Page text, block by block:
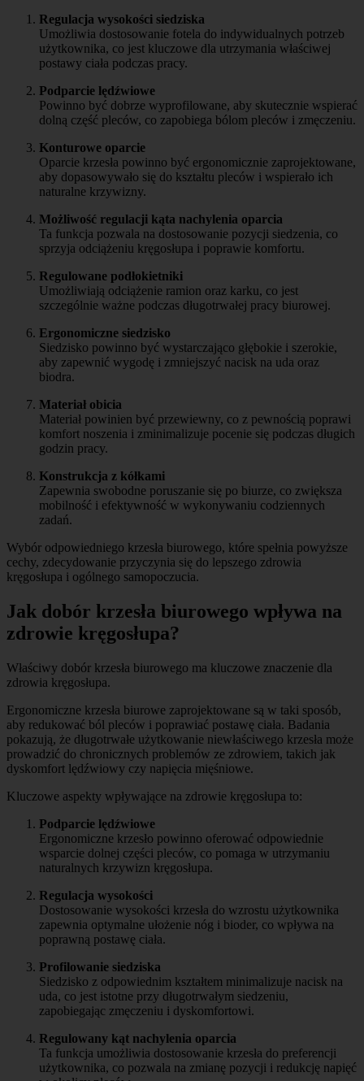
Regulacja wysokości siedziska
Umożliwia dostosowanie fotela do indywidualnych potrzeb
użytkownika, co jest kluczowe dla utrzymania właściwej
postawy ciała podczas pracy.
Podparcie lędźwiowe
Powinno być dobrze wyprofilowane, aby skutecznie wspierać
dolną część pleców, co zapobiega bólom pleców i zmęczeniu.
Konturowe oparcie
Oparcie krzesła powinno być ergonomicznie zaprojektowane,
aby dopasowywało się do kształtu pleców i wspierało ich
naturalne krzywizny.
Możliwość regulacji kąta nachylenia oparcia
Ta funkcja pozwala na dostosowanie pozycji siedzenia, co
sprzyja odciążeniu kręgosłupa i poprawie komfortu.
Regulowane podłokietniki
Umożliwiają odciążenie ramion oraz karku, co jest
szczególnie ważne podczas długotrwałej pracy biurowej.
Ergonomiczne siedzisko
Siedzisko powinno być wystarczająco głębokie i szerokie,
aby zapewnić wygodę i zmniejszyć nacisk na uda oraz
biodra.
Materiał obicia
Materiał powinien być przewiewny, co z pewnością poprawi
komfort noszenia i zminimalizuje pocenie się podczas długich
godzin pracy.
Konstrukcja z kółkami
Zapewnia swobodne poruszanie się po biurze, co zwiększa
mobilność i efektywność w wykonywaniu codziennych
zadań.
Wybór odpowiedniego krzesła biurowego, które spełnia powyższe
cechy, zdecydowanie przyczynia się do lepszego zdrowia
kręgosłupa i ogólnego samopoczucia.
Jak dobór krzesła biurowego wpływa na
zdrowie kręgosłupa?
Właściwy dobór krzesła biurowego ma kluczowe znaczenie dla
zdrowia kręgosłupa.
Ergonomiczne krzesła biurowe zaprojektowane są w taki sposób,
aby redukować ból pleców i poprawiać postawę ciała. Badania
pokazują, że długotrwałe użytkowanie niewłaściwego krzesła może
prowadzić do chronicznych problemów ze zdrowiem, takich jak
dyskomfort lędźwiowy czy napięcia mięśniowe.
Kluczowe aspekty wpływające na zdrowie kręgosłupa to:
Podparcie lędźwiowe
Ergonomiczne krzesło powinno oferować odpowiednie
wsparcie dolnej części pleców, co pomaga w utrzymaniu
naturalnych krzywizn kręgosłupa.
Regulacja wysokości
Dostosowanie wysokości krzesła do wzrostu użytkownika
zapewnia optymalne ułożenie nóg i bioder, co wpływa na
poprawną postawę ciała.
Profilowanie siedziska
Siedzisko z odpowiednim kształtem minimalizuje nacisk na
uda, co jest istotne przy długotrwałym siedzeniu,
zapobiegając zmęczeniu i dyskomfortowi.
Regulowany kąt nachylenia oparcia
Ta funkcja umożliwia dostosowanie krzesła do preferencji
użytkownika, co pozwala na zmianę pozycji i redukcję napięć